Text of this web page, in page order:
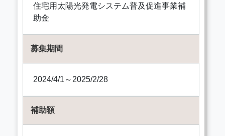
住宅用太陽光発電システム普及促進事業補
助金
募集期間
2024/4/1～2025/2/28
補助額